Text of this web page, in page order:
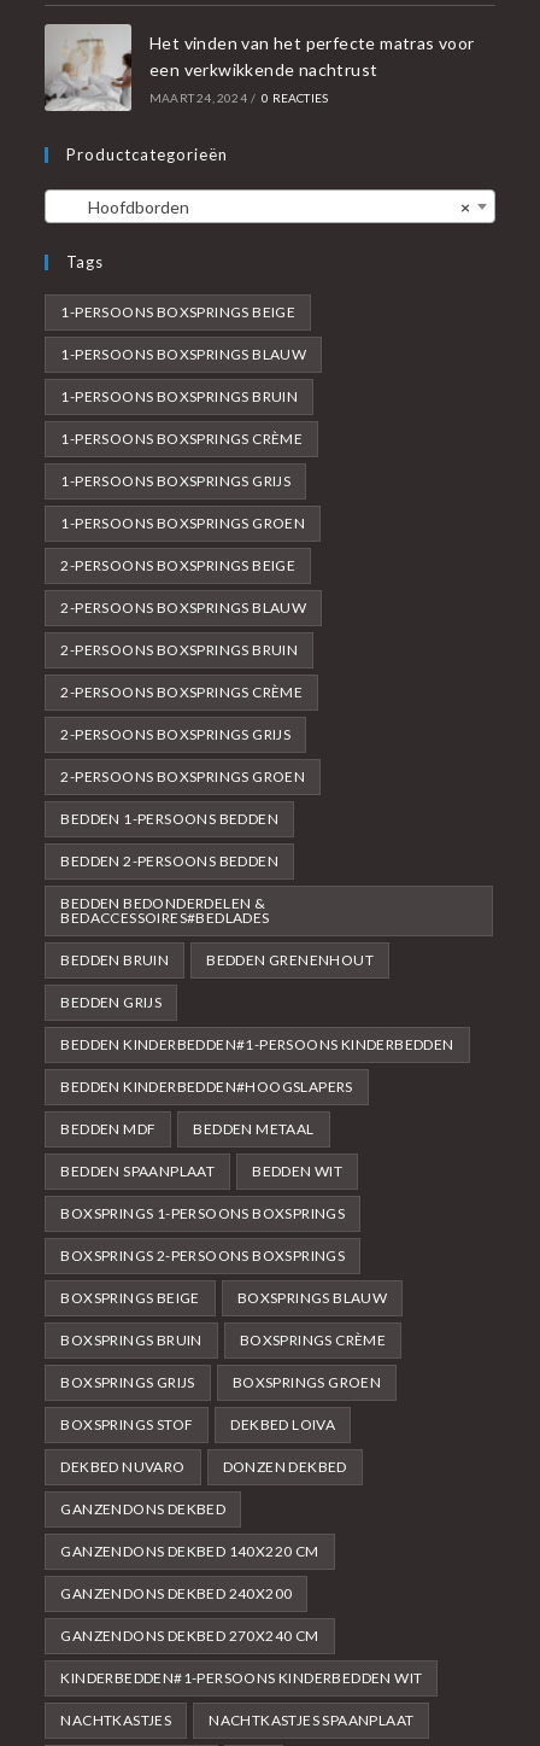
Het vinden van het perfecte matras voor
een verkwikkende nachtrust
MAART 24, 2024 / 0 REACTIES
Productcategorieën
×
Hoofdborden
Tags
1-PERSOONS BOXSPRINGS BEIGE
1-PERSOONS BOXSPRINGS BLAUW
1-PERSOONS BOXSPRINGS BRUIN
1-PERSOONS BOXSPRINGS CRÈME
1-PERSOONS BOXSPRINGS GRIJS
1-PERSOONS BOXSPRINGS GROEN
2-PERSOONS BOXSPRINGS BEIGE
2-PERSOONS BOXSPRINGS BLAUW
2-PERSOONS BOXSPRINGS BRUIN
2-PERSOONS BOXSPRINGS CRÈME
2-PERSOONS BOXSPRINGS GRIJS
2-PERSOONS BOXSPRINGS GROEN
BEDDEN 1-PERSOONS BEDDEN
BEDDEN 2-PERSOONS BEDDEN
BEDDEN BEDONDERDELEN &
BEDACCESSOIRES#BEDLADES
BEDDEN BRUIN BEDDEN GRENENHOUT
BEDDEN GRIJS
BEDDEN KINDERBEDDEN#1-PERSOONS KINDERBEDDEN
BEDDEN KINDERBEDDEN#HOOGSLAPERS
BEDDEN MDF BEDDEN METAAL
BEDDEN SPAANPLAAT BEDDEN WIT
BOXSPRINGS 1-PERSOONS BOXSPRINGS
BOXSPRINGS 2-PERSOONS BOXSPRINGS
BOXSPRINGS BEIGE BOXSPRINGS BLAUW
BOXSPRINGS BRUIN BOXSPRINGS CRÈME
BOXSPRINGS GRIJS BOXSPRINGS GROEN
BOXSPRINGS STOF DEKBED LOIVA
DEKBED NUVARO DONZEN DEKBED
GANZENDONS DEKBED
GANZENDONS DEKBED 140X220 CM
GANZENDONS DEKBED 240X200
GANZENDONS DEKBED 270X240 CM
KINDERBEDDEN#1-PERSOONS KINDERBEDDEN WIT
NACHTKASTJES NACHTKASTJES SPAANPLAAT